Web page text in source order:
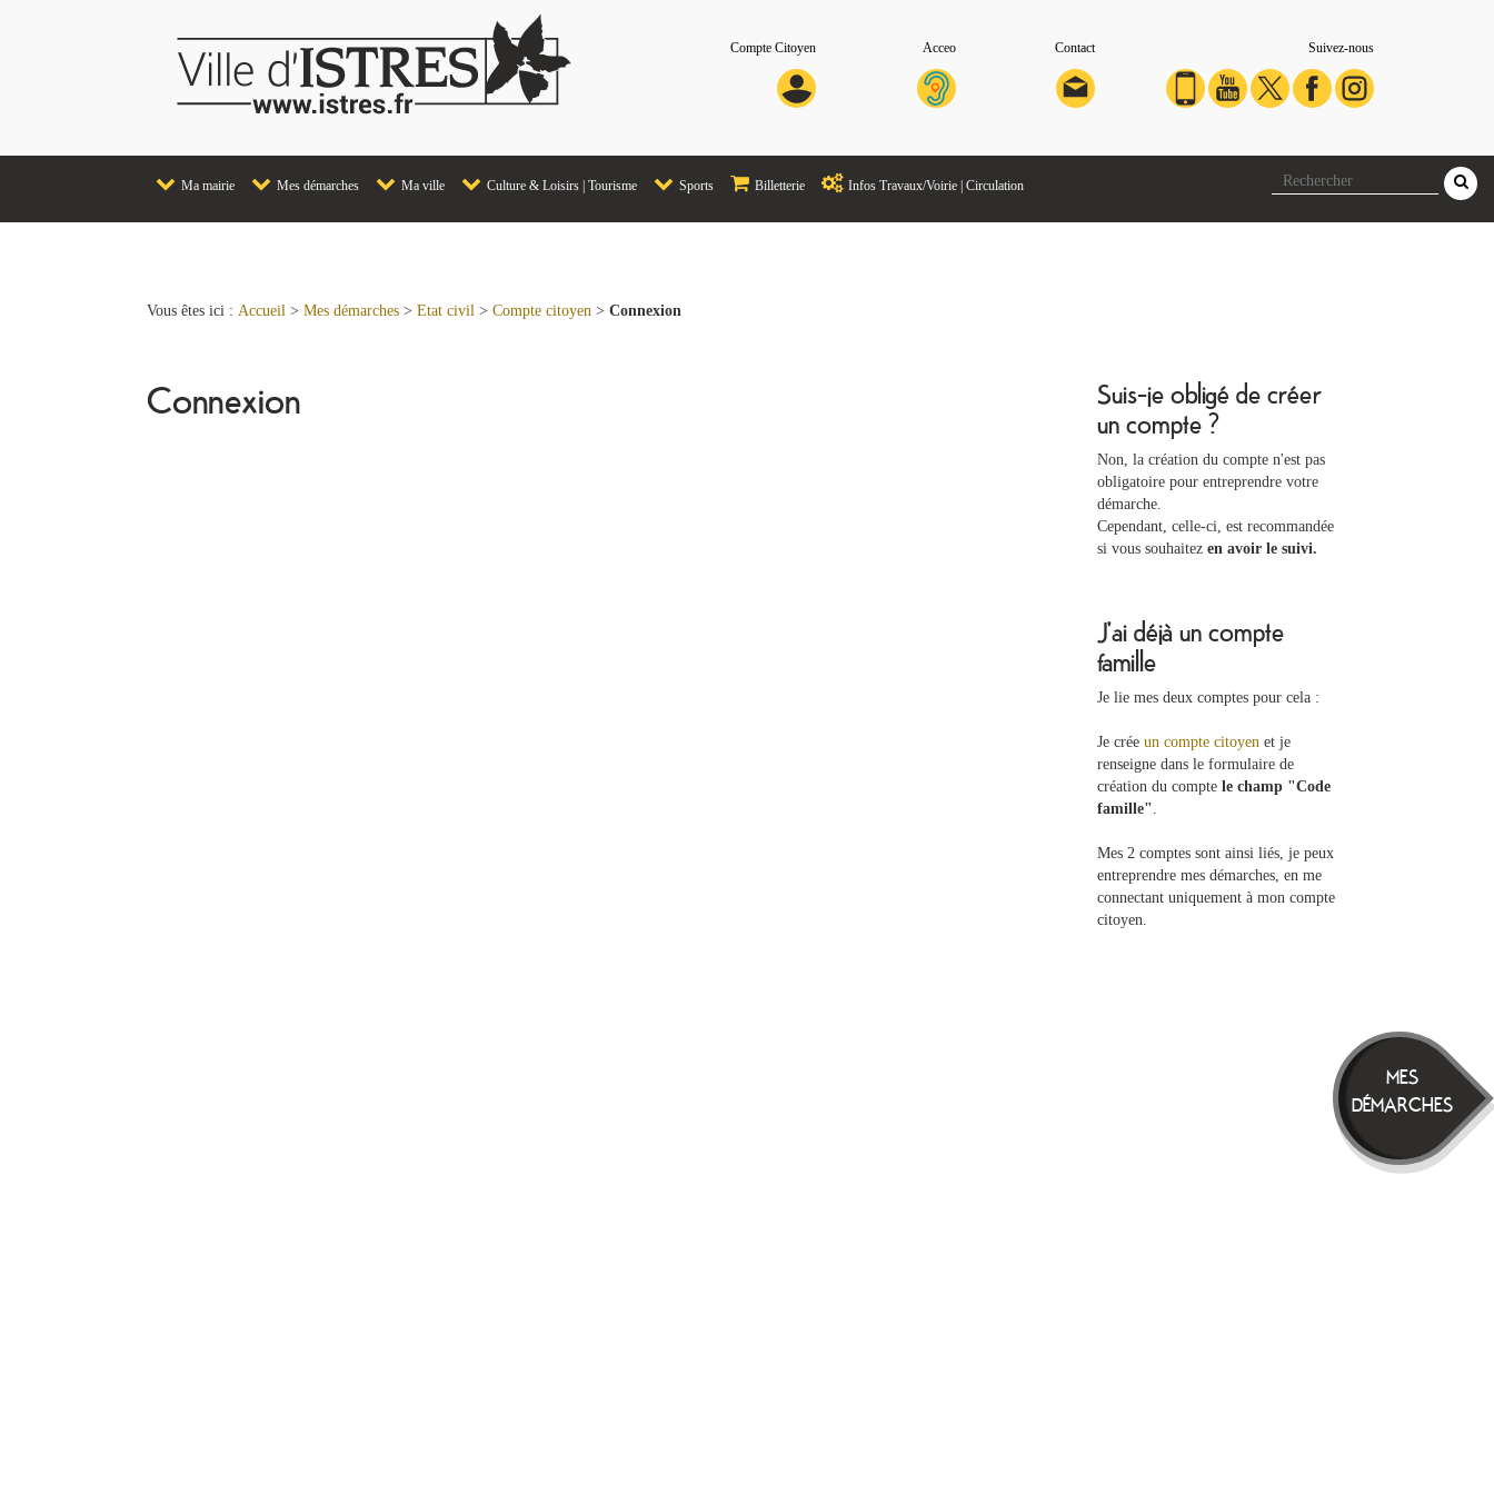
Compte Citoyen Acceo Contact Suivez-nous
Ma mairie Mes démarches Ma ville Culture & Loisirs | Tourisme Sports Billetterie Infos Travaux/Voirie | Circulation
MES
DÉMARCHES
Vous êtes ici : Accueil > Mes démarches > Etat civil > Compte citoyen > Connexion
Connexion
Suis-je obligé de créer
un compte ?
Non, la création du compte n'est pas
obligatoire pour entreprendre votre
démarche.
Cependant, celle-ci, est recommandée
si vous souhaitez en avoir le suivi.
J'ai déjà un compte
famille
Je lie mes deux comptes pour cela :
Je crée un compte citoyen et je
renseigne dans le formulaire de
création du compte le champ "Code
famille".
Mes 2 comptes sont ainsi liés, je peux
entreprendre mes démarches, en me
connectant uniquement à mon compte
citoyen.